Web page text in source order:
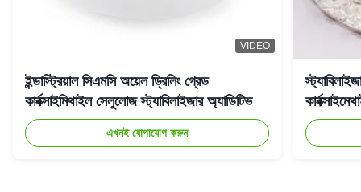
VIDEO
ইন্ডাস্ট্রিয়াল সিএমসি অয়েল ড্রিলিং গ্রেড
কার্বক্সাইমিথাইল সেলুলোজ স্ট্যাবিলাইজার অ্যাডিটিভ
এখনই যোগাযোগ করুন